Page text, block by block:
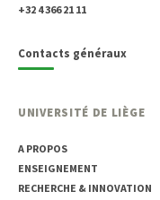
+32 4 366 21 11
Contacts généraux
UNIVERSITÉ DE LIÈGE
A PROPOS
ENSEIGNEMENT
RECHERCHE & INNOVATION